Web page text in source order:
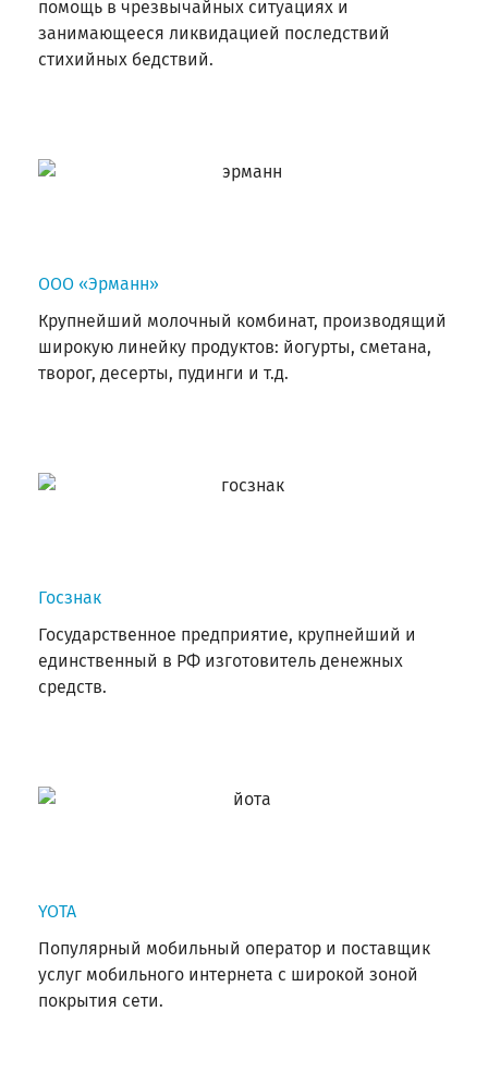
помощь в чрезвычайных ситуациях и
занимающееся ликвидацией последствий
стихийных бедствий.
ООО «Эрманн»
Крупнейший молочный комбинат, производящий
широкую линейку продуктов: йогурты, сметана,
творог, десерты, пудинги и т.д.
Госзнак
Государственное предприятие, крупнейший и
единственный в РФ изготовитель денежных
средств.
YOTA
Популярный мобильный оператор и поставщик
услуг мобильного интернета с широкой зоной
покрытия сети.